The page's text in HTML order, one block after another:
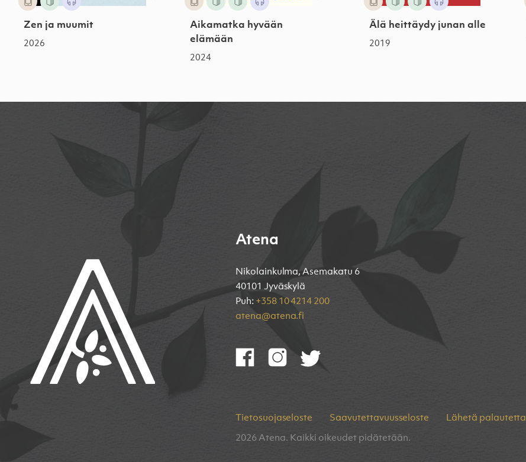
Zen ja muumit
2026
Aikamatka hyvään
elämään
2024
Älä heittäydy junan alle
2019
Atena
Nikolainkulma, Asemakatu 6
40101 Jyväskylä
Puh: +358 10 4214 200
atena@atena.fi
Tietosuojaseloste Saavutettavuusseloste Lähetä palautetta
2026 Atena. Kaikki oikeudet pidätetään.